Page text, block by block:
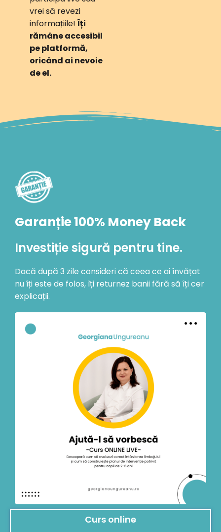
vrei să revezi
informațiile! Îți
rămâne accesibil
pe platformă,
oricând ai nevoie
de el.
Garanție 100% Money Back
Investiție sigură pentru tine.
Dacă după 3 zile consideri că ceea ce ai învățat
nu îți este de folos, îți returnez banii fără să îți cer
explicații.
Curs online